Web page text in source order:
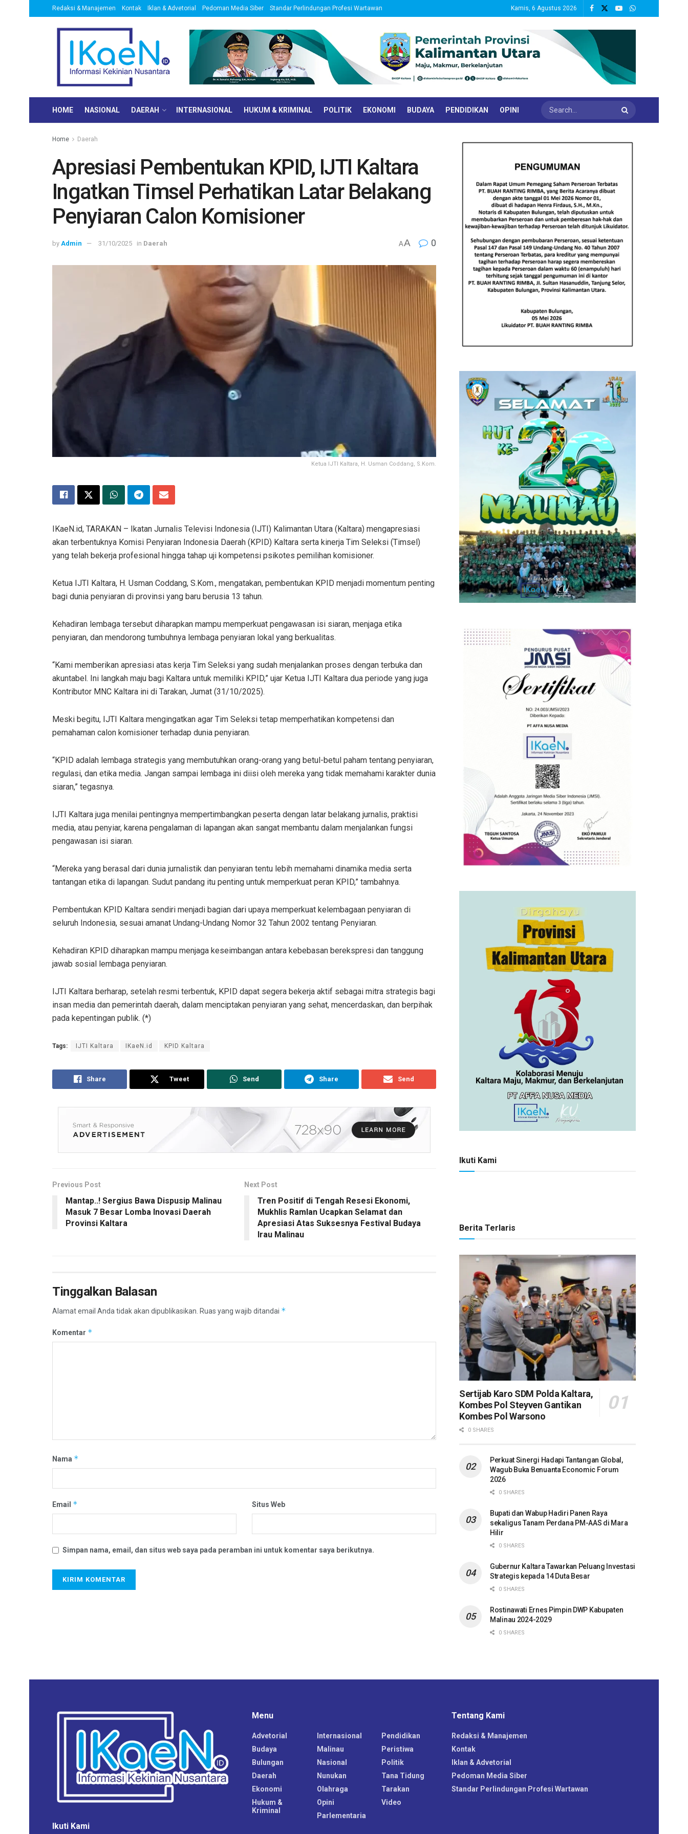
Redaksi & Manajemen Kontak Iklan & Advetorial Pedoman Media Siber Standar Perlindungan Profesi Wartawan Kamis, 6 Agustus 2026
HOME NASIONAL DAERAH INTERNASIONAL HUKUM & KRIMINAL POLITIK EKONOMI BUDAYA PENDIDIKAN OPINI
Home Daerah
Apresiasi Pembentukan KPID, IJTI Kaltara
Ingatkan Timsel Perhatikan Latar Belakang
Penyiaran Calon Komisioner
by Admin 31/10/2025 in Daerah AA 0
Ketua IJTI Kaltara, H. Usman Coddang, S.Kom.
IKaeN.id, TARAKAN – Ikatan Jurnalis Televisi Indonesia (IJTI) Kalimantan Utara (Kaltara) mengapresiasi
akan terbentuknya Komisi Penyiaran Indonesia Daerah (KPID) Kaltara serta kinerja Tim Seleksi (Timsel)
yang telah bekerja profesional hingga tahap uji kompetensi psikotes pemilihan komisioner.
Ketua IJTI Kaltara, H. Usman Coddang, S.Kom., mengatakan, pembentukan KPID menjadi momentum penting
bagi dunia penyiaran di provinsi yang baru berusia 13 tahun.
Kehadiran lembaga tersebut diharapkan mampu memperkuat pengawasan isi siaran, menjaga etika
penyiaran, dan mendorong tumbuhnya lembaga penyiaran lokal yang berkualitas.
“Kami memberikan apresiasi atas kerja Tim Seleksi yang sudah menjalankan proses dengan terbuka dan
akuntabel. Ini langkah maju bagi Kaltara untuk memiliki KPID,” ujar Ketua IJTI Kaltara dua periode yang juga
Kontributor MNC Kaltara ini di Tarakan, Jumat (31/10/2025).
Meski begitu, IJTI Kaltara mengingatkan agar Tim Seleksi tetap memperhatikan kompetensi dan
pemahaman calon komisioner terhadap dunia penyiaran.
“KPID adalah lembaga strategis yang membutuhkan orang-orang yang betul-betul paham tentang penyiaran,
regulasi, dan etika media. Jangan sampai lembaga ini diisi oleh mereka yang tidak memahami karakter dunia
siaran,” tegasnya.
IJTI Kaltara juga menilai pentingnya mempertimbangkan peserta dengan latar belakang jurnalis, praktisi
media, atau penyiar, karena pengalaman di lapangan akan sangat membantu dalam menjalankan fungsi
pengawasan isi siaran.
“Mereka yang berasal dari dunia jurnalistik dan penyiaran tentu lebih memahami dinamika media serta
tantangan etika di lapangan. Sudut pandang itu penting untuk memperkuat peran KPID,” tambahnya.
Pembentukan KPID Kaltara sendiri menjadi bagian dari upaya memperkuat kelembagaan penyiaran di
seluruh Indonesia, sesuai amanat Undang-Undang Nomor 32 Tahun 2002 tentang Penyiaran.
Kehadiran KPID diharapkan mampu menjaga keseimbangan antara kebebasan berekspresi dan tanggung
jawab sosial lembaga penyiaran.
IJTI Kaltara berharap, setelah resmi terbentuk, KPID dapat segera bekerja aktif sebagai mitra strategis bagi
insan media dan pemerintah daerah, dalam menciptakan penyiaran yang sehat, mencerdaskan, dan berpihak
pada kepentingan publik. (*)
Tags: IJTI Kaltara IKaeN.id KPID Kaltara
Share Tweet Send Share Send
Previous Post
Mantap..! Sergius Bawa Dispusip Malinau
Masuk 7 Besar Lomba Inovasi Daerah
Provinsi Kaltara
Next Post
Tren Positif di Tengah Resesi Ekonomi,
Mukhlis Ramlan Ucapkan Selamat dan
Apresiasi Atas Suksesnya Festival Budaya
Irau Malinau
Tinggalkan Balasan
Alamat email Anda tidak akan dipublikasikan. Ruas yang wajib ditandai *
Komentar *
Nama *
Email * Situs Web
Simpan nama, email, dan situs web saya pada peramban ini untuk komentar saya berikutnya.
Ikuti Kami
Berita Terlaris
Sertijab Karo SDM Polda Kaltara,
Kombes Pol Steyven Gantikan
Kombes Pol Warsono
0 SHARES
Perkuat Sinergi Hadapi Tantangan Global,
Wagub Buka Benuanta Economic Forum
2026
0 SHARES
Bupati dan Wabup Hadiri Panen Raya
sekaligus Tanam Perdana PM-AAS di Mara
Hilir
0 SHARES
Gubernur Kaltara Tawarkan Peluang Investasi
Strategis kepada 14 Duta Besar
0 SHARES
Rostinawati Ernes Pimpin DWP Kabupaten
Malinau 2024-2029
0 SHARES
Ikuti Kami
Menu
Advetorial
Budaya
Bulungan
Daerah
Ekonomi
Hukum &
Kriminal
Internasional
Malinau
Nasional
Nunukan
Olahraga
Opini
Parlementaria
Pendidikan
Peristiwa
Politik
Tana Tidung
Tarakan
Video
Tentang Kami
Redaksi & Manajemen
Kontak
Iklan & Advetorial
Pedoman Media Siber
Standar Perlindungan Profesi Wartawan